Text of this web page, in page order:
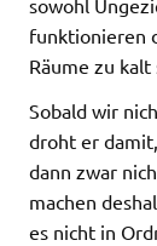
funktionieren
Räume zu kalt
Sobald wir
droht er
dann zwar
machen
es nicht in